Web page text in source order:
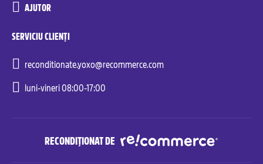
AJUTOR
SERVICIU CLIENȚI
reconditionate.yoxo@recommerce.com
luni-vineri 08:00-17:00
RECONDIȚIONAT DE